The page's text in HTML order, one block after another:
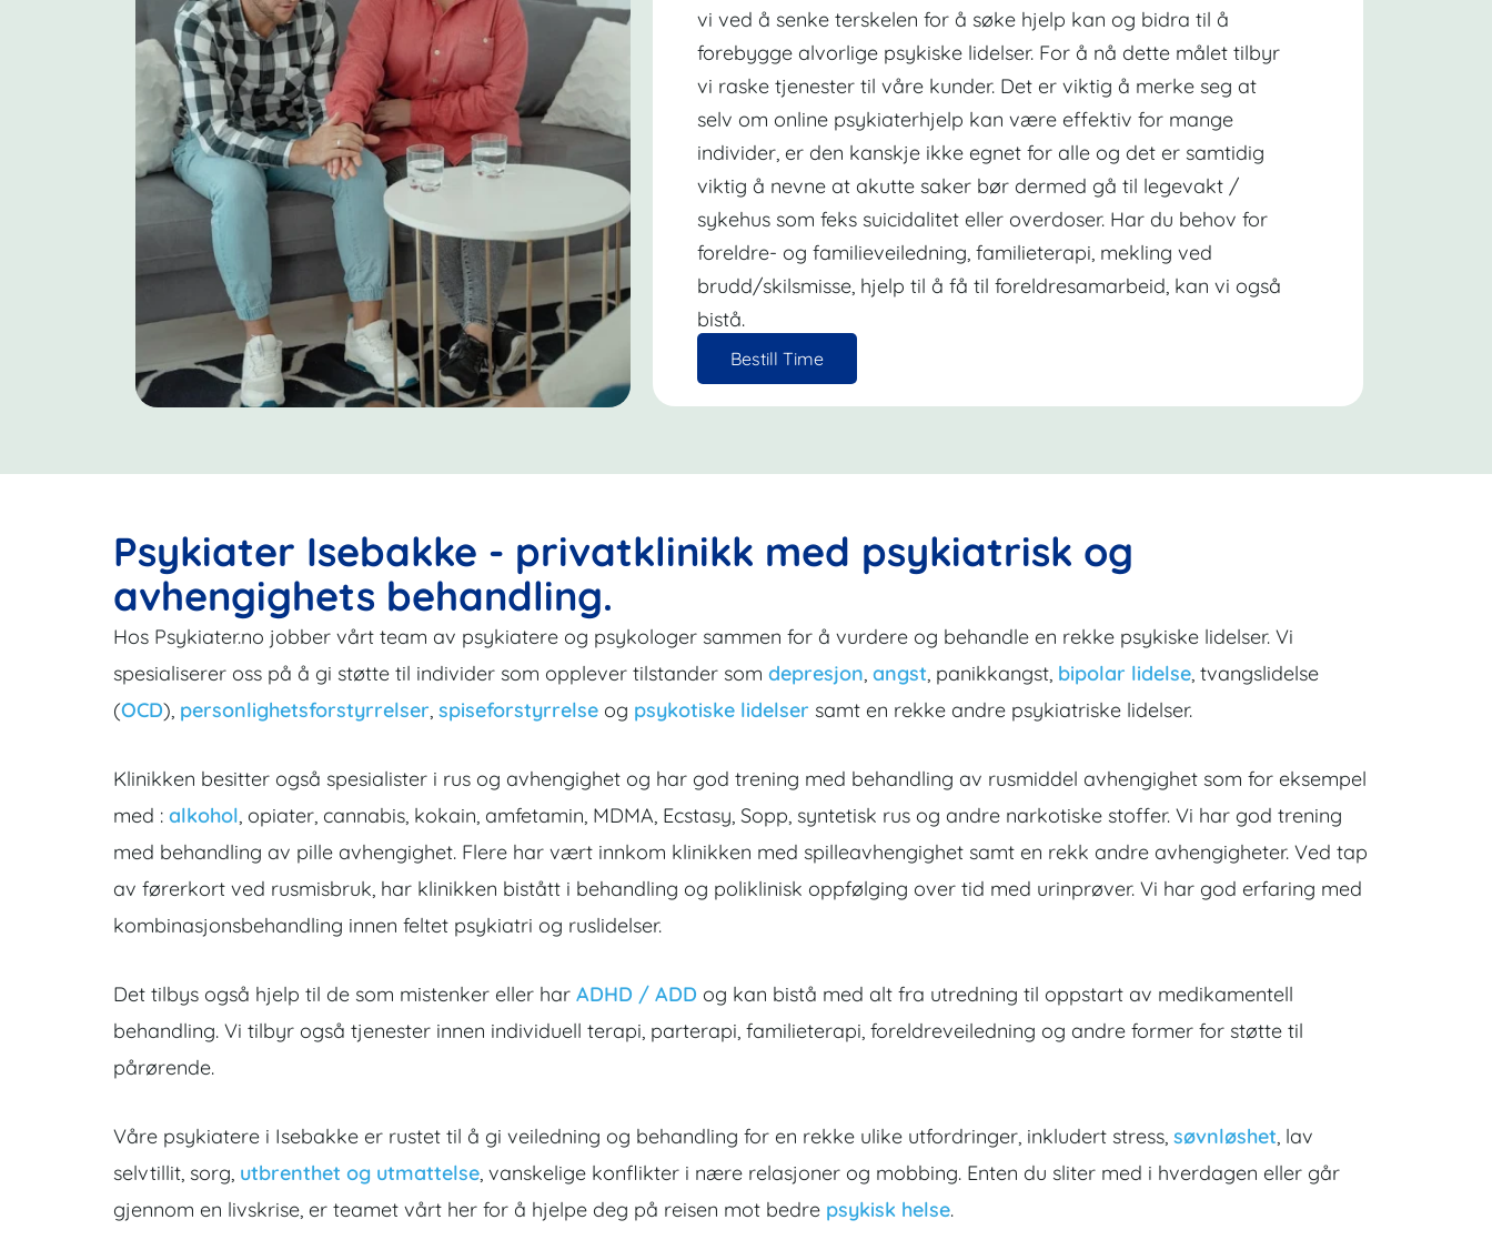
vi ved å senke terskelen for å søke hjelp kan og bidra til å
forebygge alvorlige psykiske lidelser. For å nå dette målet tilbyr
vi raske tjenester til våre kunder. Det er viktig å merke seg at
selv om online psykiaterhjelp kan være effektiv for mange
individer, er den kanskje ikke egnet for alle og det er samtidig
viktig å nevne at akutte saker bør dermed gå til legevakt /
sykehus som feks suicidalitet eller overdoser. Har du behov for
foreldre- og familieveiledning, familieterapi, mekling ved
brudd/skilsmisse, hjelp til å få til foreldresamarbeid, kan vi også
bistå.
Bestill Time
Psykiater Isebakke - privatklinikk med psykiatrisk og
avhengighets behandling.
Hos Psykiater.no jobber vårt team av psykiatere og psykologer sammen for å vurdere og behandle en rekke psykiske lidelser. Vi
spesialiserer oss på å gi støtte til individer som opplever tilstander som depresjon, angst, panikkangst, bipolar lidelse, tvangslidelse
(OCD), personlighetsforstyrrelser, spiseforstyrrelse og psykotiske lidelser samt en rekke andre psykiatriske lidelser.
Klinikken besitter også spesialister i rus og avhengighet og har god trening med behandling av rusmiddel avhengighet som for eksempel
med : alkohol, opiater, cannabis, kokain, amfetamin, MDMA, Ecstasy, Sopp, syntetisk rus og andre narkotiske stoffer. Vi har god trening
med behandling av pille avhengighet. Flere har vært innkom klinikken med spilleavhengighet samt en rekk andre avhengigheter. Ved tap
av førerkort ved rusmisbruk, har klinikken bistått i behandling og poliklinisk oppfølging over tid med urinprøver. Vi har god erfaring med
kombinasjonsbehandling innen feltet psykiatri og ruslidelser.
Det tilbys også hjelp til de som mistenker eller har ADHD / ADD og kan bistå med alt fra utredning til oppstart av medikamentell
behandling. Vi tilbyr også tjenester innen individuell terapi, parterapi, familieterapi, foreldreveiledning og andre former for støtte til
pårørende.
Våre psykiatere i Isebakke er rustet til å gi veiledning og behandling for en rekke ulike utfordringer, inkludert stress, søvnløshet, lav
selvtillit, sorg, utbrenthet og utmattelse, vanskelige konflikter i nære relasjoner og mobbing. Enten du sliter med i hverdagen eller går
gjennom en livskrise, er teamet vårt her for å hjelpe deg på reisen mot bedre psykisk helse.